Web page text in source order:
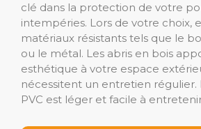
clé dans la protection de votre
intempéries. Lors de votre choix,
matériaux résistants tels que le
ou le métal. Les abris en bois
esthétique à votre espace
nécessitent un entretien régulier.
PVC est léger et facile à